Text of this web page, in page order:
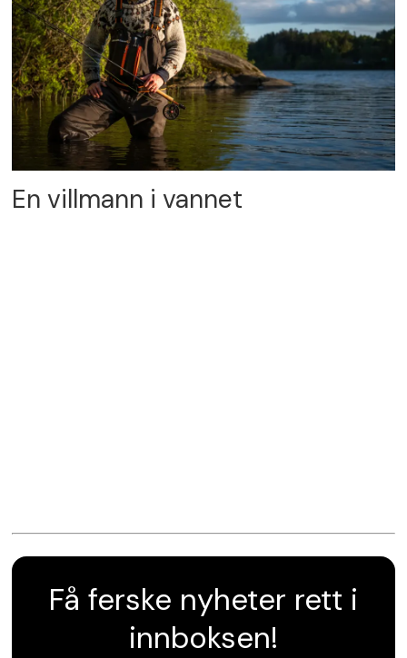
En villmann i vannet
Få ferske nyheter rett i
innboksen!